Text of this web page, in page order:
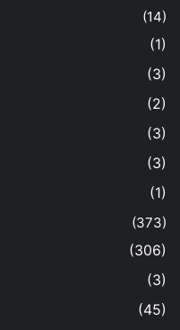
(14)
(1)
(3)
(2)
(3)
(3)
(1)
(373)
(306)
(3)
(45)